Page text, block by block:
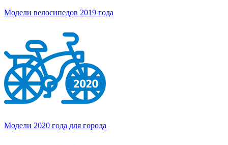
Модели велосипедов 2019 года
Модели 2020 года для города